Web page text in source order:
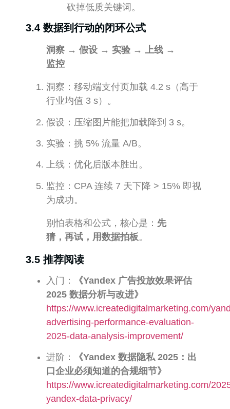
砍掉低质关键词。
3.4 数据到行动的闭环公式
洞察 → 假设 → 实验 → 上线 →
监控
洞察：移动端支付页加载 4.2 s（高于
行业均值 3 s）。
假设：压缩图片能把加载降到 3 s。
实验：挑 5% 流量 A/B。
上线：优化后版本胜出。
监控：CPA 连续 7 天下降 > 15% 即视
为成功。
别怕表格和公式，核心是： 先
猜，再试，用数据拍板。
3.5 推荐阅读
入门：
《Yandex 广告投放效果评估
2025 数据分析与改进》
https://www.icreatedigitalmarketing.com/
advertising-performance-evaluation-
2025-data-analysis-improvement/
进阶：
《Yandex 数据隐私 2025：出
口企业必须知道的合规细节》
https://www.icreatedigitalmarketing.com/
yandex-data-privacy/